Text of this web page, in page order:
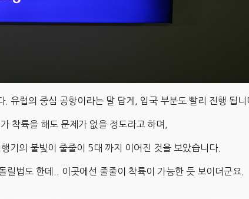
유럽의 중심 공항이라는 말 답게, 입국 부분도 빨리 진행 됩니
착륙을 해도 문제가 없을 정도라고 하며,
기의 불빛이 줄줄이 5대 까지 이어진 것을 보았습니다.
릴법도 한데.. 이곳에선 줄줄이 착륙이 가능한 듯 보이더군요.